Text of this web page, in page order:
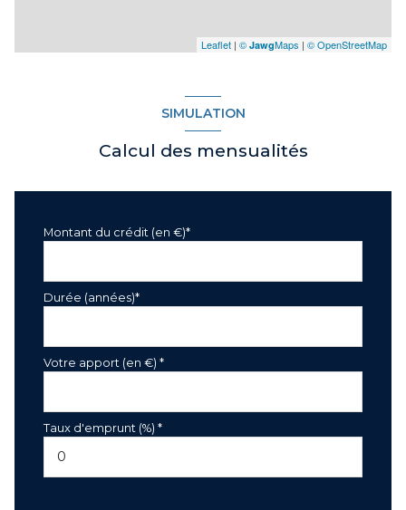
Leaflet | © JawgMaps | © OpenStreetMap
SIMULATION
Calcul des mensualités
Montant du crédit (en €)*
Durée (années)*
Votre apport (en €) *
Taux d'emprunt (%) *